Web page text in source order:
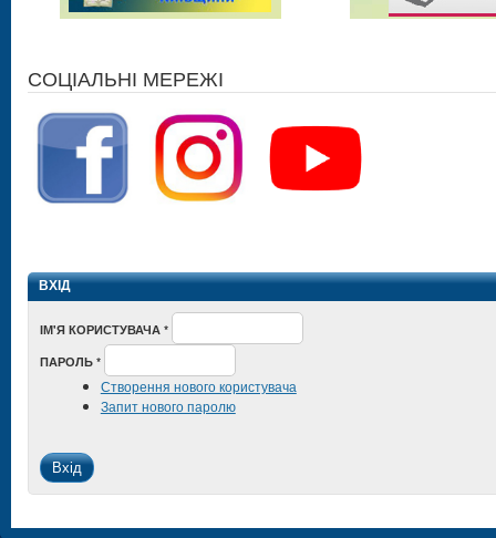
СОЦІАЛЬНІ МЕРЕЖІ
ВХІД
ІМ'Я КОРИСТУВАЧА *
ПАРОЛЬ *
Створення нового користувача
Запит нового паролю